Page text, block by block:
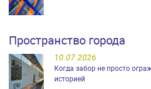
Пространство города
10.07.2026
Когда забор не просто
историей